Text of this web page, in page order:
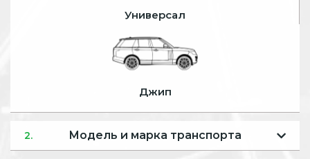
Универсал
Джип
2. Модель и марка транспорта